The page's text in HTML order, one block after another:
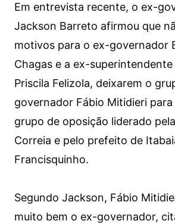
Em entrevista recente, o ex-
Jackson Barreto afirmou que
motivos para o ex-governador
Chagas e a ex-superintendente
Priscila Felizola, deixarem o
governador Fábio Mitidieri
grupo de oposição liderado
Correia e pelo prefeito de
Francisquinho.
Segundo Jackson, Fábio
muito bem o ex-governador,